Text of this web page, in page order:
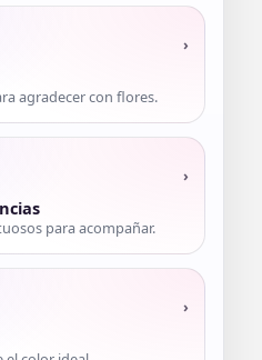
›
agradecer con flores.
›
para acompañar.
›